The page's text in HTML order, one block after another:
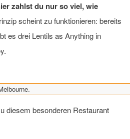
zahlst du nur so viel, wie
scheint zu funktionieren: bereits
es drei Lentils as Anything in
diesem besonderen Restaurant